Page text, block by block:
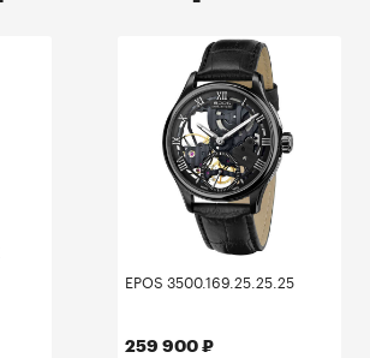
EPOS 3500.169.25.25.25
259 900 ₽